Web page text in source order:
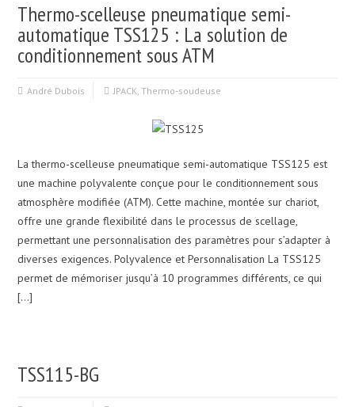
Thermo-scelleuse pneumatique semi-
automatique TSS125 : La solution de
conditionnement sous ATM
André Dubois JPACK,Thermo-soudeuse
La thermo-scelleuse pneumatique semi-automatique TSS125 est
une machine polyvalente conçue pour le conditionnement sous
atmosphère modifiée (ATM). Cette machine, montée sur chariot,
offre une grande flexibilité dans le processus de scellage,
permettant une personnalisation des paramètres pour s’adapter à
diverses exigences. Polyvalence et Personnalisation La TSS125
permet de mémoriser jusqu’à 10 programmes différents, ce qui
[…]
TSS115-BG